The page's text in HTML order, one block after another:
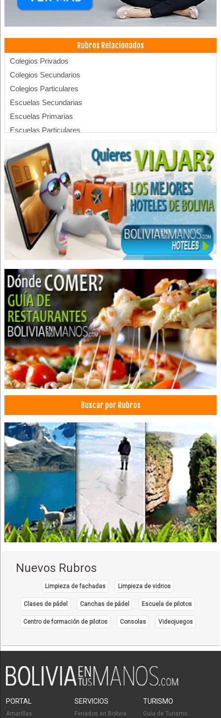
Rubros Relacionados
Colegios Privados
Colegios Secundarios
Colegios Particulares
Escuelas Secundarias
Escuelas Primarias
Escuelas Particulares
Escuelas Privadas
Unidades Educativas
Chicharronería
Restaurantes
Computadoras
Insumos de Computación
Insumos de Informática
Mantenimiento de Impresoras
Mantenimiento de fotocopiadoras
Venta de Toner
Toner para impresoras
Tintas para Impresoras
Hoteles
Hotelería
Hotels
Medallas
Plaquetas
Trofeos y Plaquetas
Abogado Criminalistico
Consultor Grafotécnico
Servicio Técnico
Equipos Audiovisuales
Televisores
TV, Radio Reparación
Electrodomésticos
Rent a Car
Alquiler de Autos, Carros, Coches
Alquiler de vehículos
Supermercados
Alimentos
Leche y Derivados
Artículos de Limpieza
Buscar por Rubros
Nuevos Rubros
Limpieza de fachadas Limpieza de vidrios
Clases de pádel Canchas de pádel Escuela de pilotos
Centro de formación de pilotos Consolas Videojuegos
PORTAL
Amarillas
SERVICIOS
Feriados en Bolivia
TURISMO
Guía de Turismo